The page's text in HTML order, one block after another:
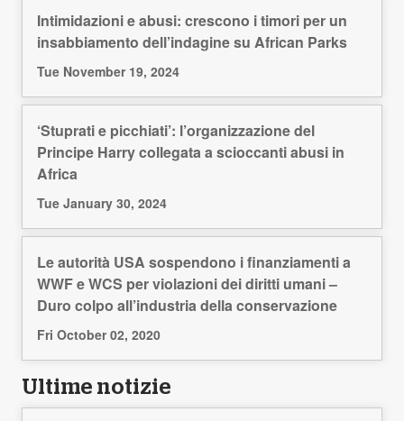
Intimidazioni e abusi: crescono i timori per un
insabbiamento dell’indagine su African Parks
Tue November 19, 2024
‘Stuprati e picchiati’: l’organizzazione del
Principe Harry collegata a scioccanti abusi in
Africa
Tue January 30, 2024
Le autorità USA sospendono i finanziamenti a
WWF e WCS per violazioni dei diritti umani –
Duro colpo all’industria della conservazione
Fri October 02, 2020
Ultime notizie